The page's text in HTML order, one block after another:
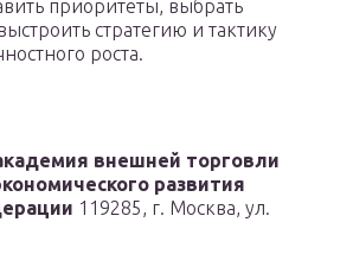
приоритеты, выбрать
стратегию и тактику
роста.
внешней торговли
развития
119285, г. Москва, ул.